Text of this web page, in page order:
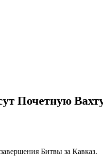
Почетную
Битвы за Кавказ.